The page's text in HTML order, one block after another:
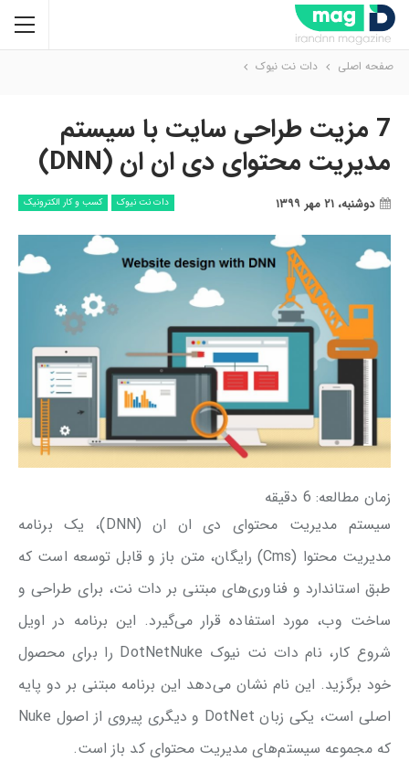
صفحه اصلی دات نت نیوک
7 مزیت طراحی سایت با سیستم
مدیریت محتوای دی ان ان (DNN)
دات نت نیوک کسب و کار الکترونیک دوشنبه، ۲۱ مهر ۱۳۹۹
زمان مطالعه: 6 دقیقه
سیستم مدیریت محتوای دی ‌ان ‌ان (DNN)، یک برنامه
مدیریت محتوا (Cms) رایگان، متن باز و قابل توسعه است که
طبق استاندارد و فناوری‌های مبتنی بر دات نت، برای طراحی و
ساخت وب، مورد استفاده قرار می‌گیرد. این برنامه در اویل
شروع کار، نام دات نت نیوک DotNetNuke را برای محصول
خود برگزید. این نام نشان می‌دهد این برنامه مبتنی بر دو پایه
اصلی است، یکی زبان DotNet و دیگری پیروی از اصول Nuke
که مجموعه سیستم‌های مدیریت محتوای کد باز است.